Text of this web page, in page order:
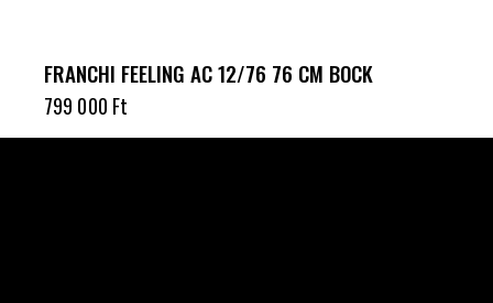
FRANCHI FEELING AC 12/76 76 CM BOCK
799 000 Ft